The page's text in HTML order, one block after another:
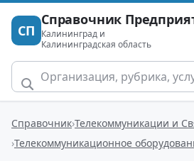
СП
Справочник
Калининград и
Калининградская область
Справочник Телекоммуникации и
Телекоммуникационное